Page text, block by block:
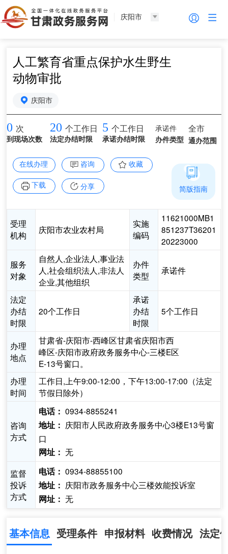
庆阳市
人工繁育省重点保护水生野生
动物审批
庆阳市
0 次
到现场次数
20 个工作日
法定办结时限
5 个工作日
承诺办结时限
承诺件
办件类型
全市
通办范围
在线办理 咨询 收藏
下载 分享
受理
机构
庆阳市农业农村局
实施
编码
11621000MB1
851237T36201
20223000
服务
对象
自然人,企业法人,事业法
人,社会组织法人,非法人
企业,其他组织
办件
类型
承诺件
法定
办结
时限
20个工作日
承诺
办结
时限
5个工作日
办理
地点
甘肃省-庆阳市-西峰区甘肃省庆阳市西
峰区-庆阳市政府政务服务中心-三楼E区
E-13号窗口。
办理
时间
工作日,上午9:00-12:00，下午13:00-17:00（法定
节假日除外）
咨询
方式
电话： 0934-8855241
地址： 庆阳市人民政府政务服务中心3楼E13号窗
口
网址： 无
监督
投诉
方式
电话： 0934-88855100
地址： 庆阳市政务服务中心三楼效能投诉室
网址： 无
简版指南
基本信息 受理条件 申报材料 收费情况 法定